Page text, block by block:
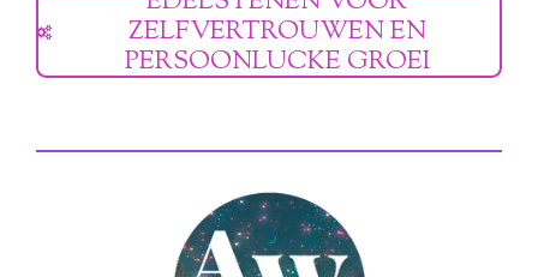
ZELFVERTROUWEN EN
PERSOONLUCKE GROEI